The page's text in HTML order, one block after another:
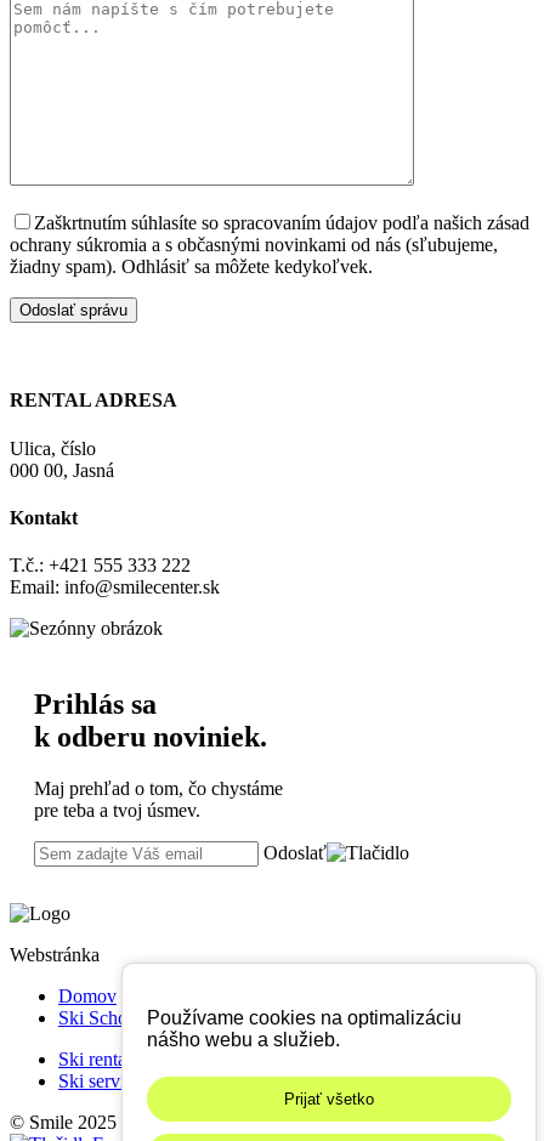
Zaškrtnutím súhlasíte so spracovaním údajov podľa našich zásad
ochrany súkromia a s občasnými novinkami od nás (sľubujeme,
žiadny spam). Odhlásiť sa môžete kedykoľvek.
RENTAL ADRESA
Ulica, číslo
000 00, Jasná
Kontakt
T.č.: +421 555 333 222
Email: info@smilecenter.sk
Prihlás sa
k odberu noviniek.
Maj prehľad o tom, čo chystáme
pre teba a tvoj úsmev.
Odoslať
Webstránka
Domov
Ski School
Ski rental
Ski servis
© Smile 2025
Používame cookies na optimalizáciu
nášho webu a služieb.
Prijať všetko